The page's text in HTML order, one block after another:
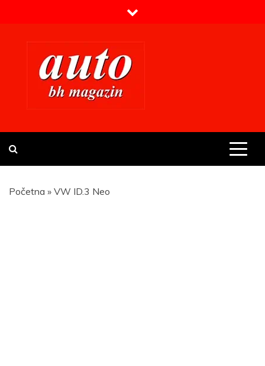
Prvi BH auto magazin
Početna » VW ID.3 Neo